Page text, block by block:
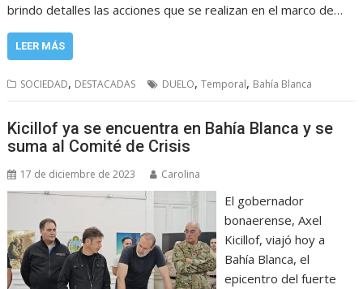
brindo detalles las acciones que se realizan en el marco de…
LEER MÁS
SOCIEDAD, DESTACADAS DUELO,Temporal, Bahía Blanca
Kicillof ya se encuentra en Bahía Blanca y se
suma al Comité de Crisis
17 de diciembre de 2023 Carolina
El gobernador
bonaerense, Axel
Kicillof, viajó hoy a
Bahía Blanca, el
epicentro del fuerte